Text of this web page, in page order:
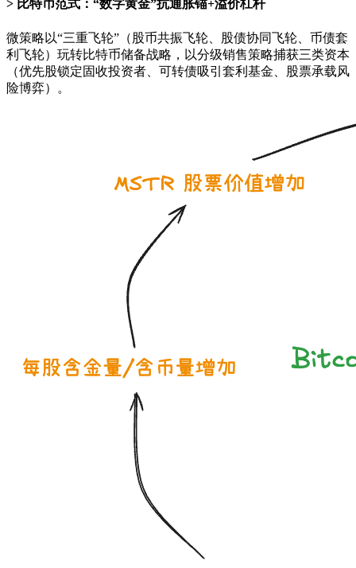
比特币范式：“数字黄金”抗通胀锚+溢价杠杆
微策略以“三重飞轮”（股币共振飞轮、股债协同飞轮、币债套
利飞轮）玩转比特币储备战略，以分级销售策略捕获三类资本
（优先股锁定固收投资者、可转债吸引套利基金、股票承载风
险博弈）。